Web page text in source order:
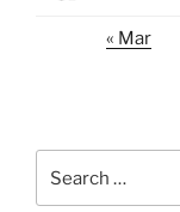
« Mar
for: